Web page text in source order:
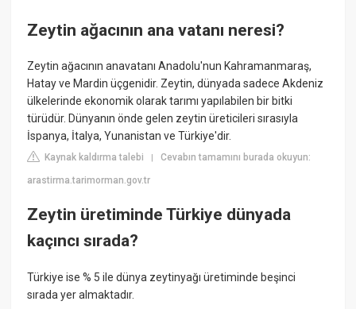
Zeytin ağacının ana vatanı neresi?
Zeytin ağacının anavatanı Anadolu'nun Kahramanmaraş,
Hatay ve Mardin üçgenidir. Zeytin, dünyada sadece Akdeniz
ülkelerinde ekonomik olarak tarımı yapılabilen bir bitki
türüdür. Dünyanın önde gelen zeytin üreticileri sırasıyla
İspanya, İtalya, Yunanistan ve Türkiye'dir.
Kaynak kaldırma talebi |Cevabın tamamını burada okuyun:
arastirma.tarimorman.gov.tr
Zeytin üretiminde Türkiye dünyada
kaçıncı sırada?
Türkiye ise % 5 ile dünya zeytinyağı üretiminde beşinci
sırada yer almaktadır.